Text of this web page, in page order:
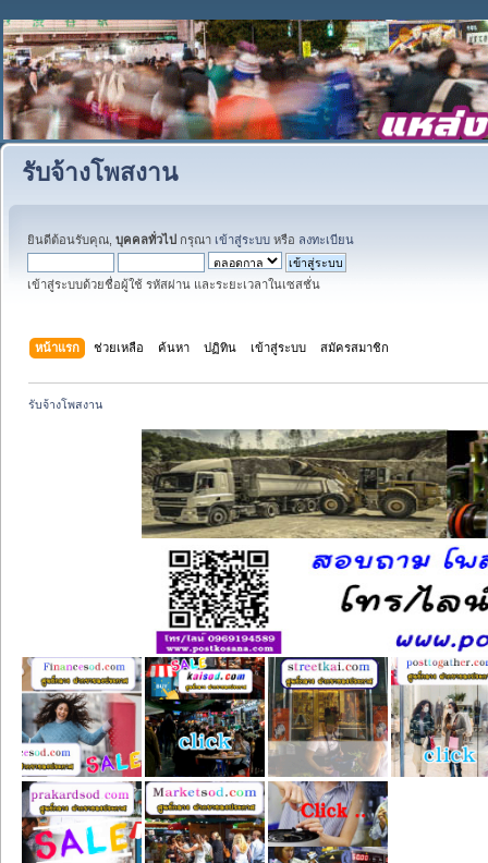
รับจ้างโพสงาน
ยินดีต้อนรับคุณ, บุคคลทั่วไป กรุณา เข้าสู่ระบบ หรือ ลงทะเบียน
เข้าสู่ระบบด้วยชื่อผู้ใช้ รหัสผ่าน และระยะเวลาในเซสชั่น
หน้าแรก ช่วยเหลือ ค้นหา ปฏิทิน เข้าสู่ระบบ สมัครสมาชิก
รับจ้างโพสงาน